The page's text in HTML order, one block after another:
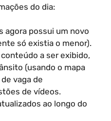
do dia:
agora possui um novo
só existia o menor).
a ser exibido,
(usando o mapa
vaga de
de vídeos.
ao longo do